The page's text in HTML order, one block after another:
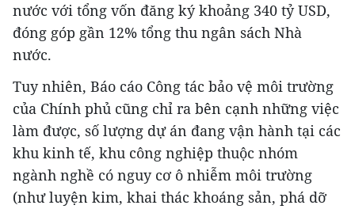
nước với tổng vốn đăng ký khoảng 340 tỷ USD,
đóng góp gần 12% tổng thu ngân sách Nhà
nước.
Tuy nhiên, Báo cáo Công tác bảo vệ môi trường
của Chính phủ cũng chỉ ra bên cạnh những việc
làm được, số lượng dự án đang vận hành tại các
khu kinh tế, khu công nghiệp thuộc nhóm
ngành nghề có nguy cơ ô nhiễm môi trường
(như luyện kim, khai thác khoáng sản, phá dỡ